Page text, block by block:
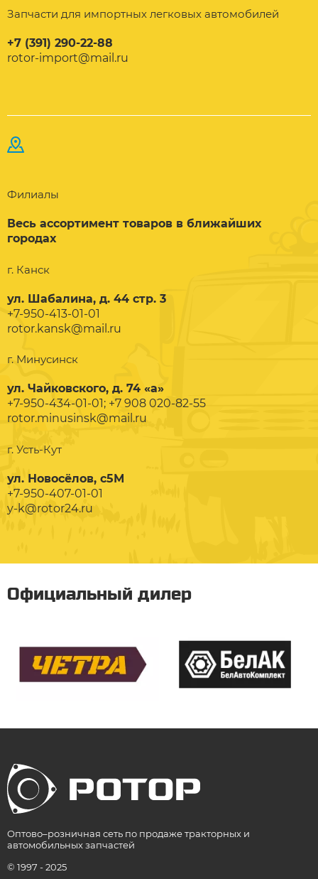
Запчасти для импортных легковых автомобилей
+7 (391) 290-22-88
rotor-import@mail.ru
Филиалы
Весь ассортимент товаров в ближайших
городах
г. Канск
ул. Шабалина, д. 44 стр. 3
+7-950-413-01-01
rotor.kansk@mail.ru
г. Минусинск
ул. Чайковского, д. 74 «а»
+7-950-434-01-01; +7 908 020-82-55
rotor.minusinsk@mail.ru
г. Усть-Кут
ул. Новосёлов, с5М
+7-950-407-01-01
y-k@rotor24.ru
Официальный дилер
Оптово–розничная сеть по продаже тракторных и
автомобильных запчастей
© 1997 - 2025